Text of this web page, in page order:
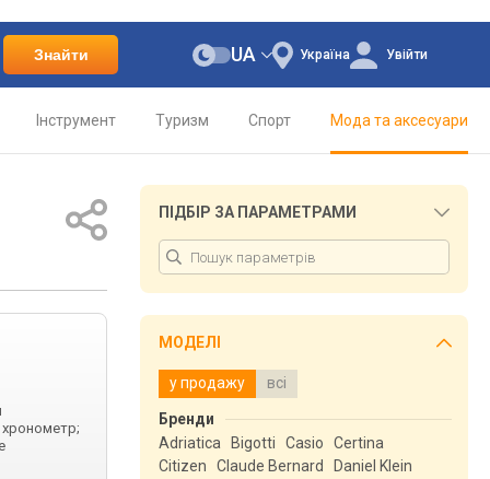
Знайти Україна
UA Увійти
Інструмент Туризм Спорт Мода та аксесуари
хронометр;
ПІДБІР ЗА ПАРАМЕТРАМИ
МОДЕЛІ
у продажу всі
Бренди
Adriatica
Bigotti Casio
Certina
Citizen
Claude Bernard
Daniel Klein